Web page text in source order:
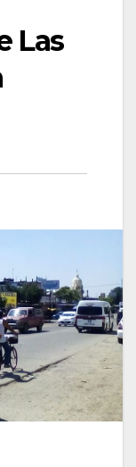
Las